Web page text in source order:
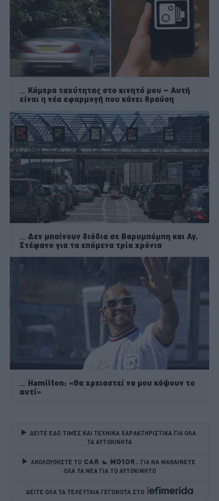
Κάμερα ταχύτητας στο κινητό μου – Αυτή
είναι η νέα εφαρμογή που κάνει θραύση
Δεν μπαίνουν διόδια σε Βαρυμπόμπη και Αγ.
Στέφανο για τα επόμενα τρία χρόνια
Hamilton: «Θα χρειαστεί να μου κόψουν το
αυτί»
ΔΕΙΤΕ ΕΔΩ ΤΙΜΕΣ ΚΑΙ ΤΕΧΝΙΚΑ ΧΑΡΑΚΤΗΡΙΣΤΙΚΑ ΓΙΑ ΟΛΑ
ΤΑ ΑΥΤΟΚΙΝΗΤΑ
ΑΚΟΛΟΥΘΗΣΤΕ ΤΟ
ΓΙΑ ΝΑ ΜΑΘΑΙΝΕΤΕ
ΟΛΑ ΤΑ ΝΕΑ ΓΙΑ ΤΟ ΑΥΤΟΚΙΝΗΤΟ
ΔΕΙΤΕ ΟΛΑ ΤΑ ΤΕΛΕΥΤΑΙΑ ΓΕΓΟΝΟΤΑ ΣΤΟ